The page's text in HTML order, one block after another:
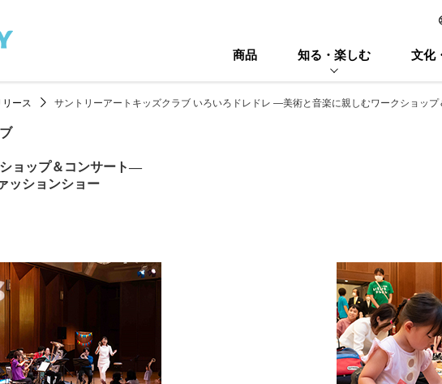
商品 知る・楽しむ 文化
リース サントリーアートキッズクラブ いろいろドレドレ ―美術と音楽に親しむワークショッ
ョップ＆コンサート―
ッションショー